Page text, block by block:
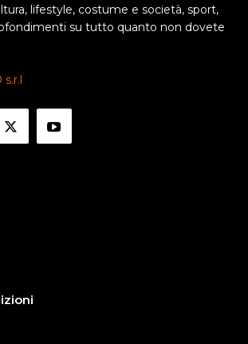
lifestyle, costume e società, sport,
su tutto quanto non dovete
s.r.l